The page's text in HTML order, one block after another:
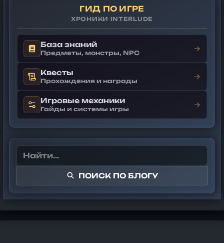
ГИД ПО ИГРЕ
ХРОНИКИ INTERLUDE
База знаний
Предметы, монстры, NPC →
Квесты
Прохождения и награды →
Игровые механики
Гайды и системы игры →
ПОИСК ПО БЛОГУ